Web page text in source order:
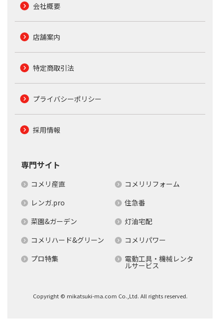
会社概要
店舗案内
特定商取引法
プライバシーポリシー
採用情報
専門サイト
コメリ産直
コメリリフォーム
レンガ.pro
住急番
菜園&ガーデン
灯油宅配
コメリハード&グリーン
コメリパワー
プロ特集
電動工具・機械レンタ
ルサービス
Copyright © mikatsuki-ma.com Co.,Ltd. All rights reserved.